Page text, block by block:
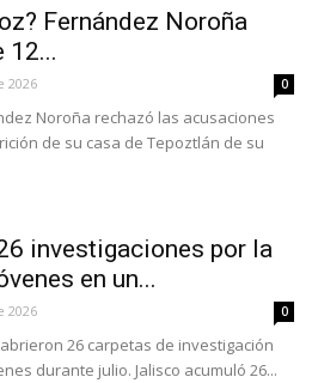
Fernández Noroña
12...
2026 0
Noroña rechazó las acusaciones
de su casa de Tepoztlán de su
investigaciones por la
en un...
2026 0
26 carpetas de investigación
durante julio. Jalisco acumuló 26...